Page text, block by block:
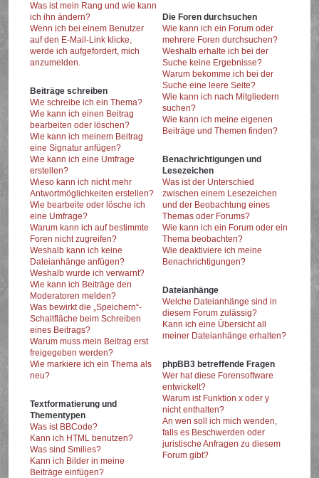
Was ist mein Rang und wie kann
ich ihn ändern?
Wenn ich bei einem Benutzer
auf den E-Mail-Link klicke,
werde ich aufgefordert, mich
anzumelden.
Beiträge schreiben
Wie schreibe ich ein Thema?
Wie kann ich einen Beitrag
bearbeiten oder löschen?
Wie kann ich meinem Beitrag
eine Signatur anfügen?
Wie kann ich eine Umfrage
erstellen?
Wieso kann ich nicht mehr
Antwortmöglichkeiten erstellen?
Wie bearbeite oder lösche ich
eine Umfrage?
Warum kann ich auf bestimmte
Foren nicht zugreifen?
Weshalb kann ich keine
Dateianhänge anfügen?
Weshalb wurde ich verwarnt?
Wie kann ich Beiträge den
Moderatoren melden?
Was bewirkt die „Speichern“-
Schaltfläche beim Schreiben
eines Beitrags?
Warum muss mein Beitrag erst
freigegeben werden?
Wie markiere ich ein Thema als
neu?
Textformatierung und
Thementypen
Was ist BBCode?
Kann ich HTML benutzen?
Was sind Smilies?
Kann ich Bilder in meine
Beiträge einfügen?
Die Foren durchsuchen
Wie kann ich ein Forum oder
mehrere Foren durchsuchen?
Weshalb erhalte ich bei der
Suche keine Ergebnisse?
Warum bekomme ich bei der
Suche eine leere Seite?
Wie kann ich nach Mitgliedern
suchen?
Wie kann ich meine eigenen
Beiträge und Themen finden?
Benachrichtigungen und
Lesezeichen
Was ist der Unterschied
zwischen einem Lesezeichen
und der Beobachtung eines
Themas oder Forums?
Wie kann ich ein Forum oder ein
Thema beobachten?
Wie deaktiviere ich meine
Benachrichtigungen?
Dateianhänge
Welche Dateianhänge sind in
diesem Forum zulässig?
Kann ich eine Übersicht all
meiner Dateianhänge erhalten?
phpBB3 betreffende Fragen
Wer hat diese Forensoftware
entwickelt?
Warum ist Funktion x oder y
nicht enthalten?
An wen soll ich mich wenden,
falls es Beschwerden oder
juristische Anfragen zu diesem
Forum gibt?